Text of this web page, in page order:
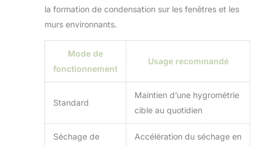
la formation de condensation sur les fenêtres et les
murs environnants.
Mode de
fonctionnement
Usage recommandé
Standard
Maintien d’une hygrométrie
cible au quotidien
Séchage de
Accélération du séchage en